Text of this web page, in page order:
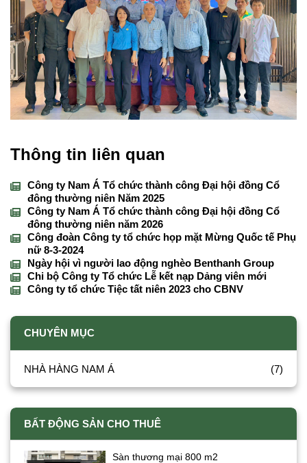
Thông tin liên quan
Công ty Nam Á Tổ chức thành công Đại hội đồng Cổ
đông thường niên Năm 2025
Công ty Nam Á Tổ chức thành công Đại hội đồng Cổ
đông thường niên năm 2026
Công đoàn Công ty tổ chức họp mặt Mừng Quốc tế Phụ
nữ 8-3-2024
Ngày hội vì người lao động nghèo Benthanh Group
Chi bộ Công ty Tổ chức Lễ kết nạp Dảng viên mới
Công ty tổ chức Tiệc tất niên 2023 cho CBNV
CHUYÊN MỤC
NHÀ HÀNG NAM Á (7)
BẤT ĐỘNG SẢN CHO THUÊ
Sàn thương mại 800 m2